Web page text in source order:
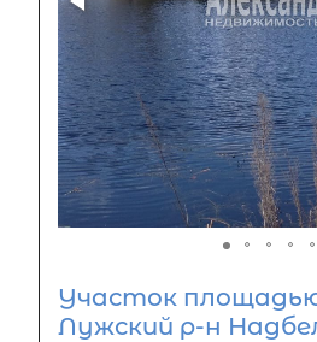
Участок
Лужский р-н